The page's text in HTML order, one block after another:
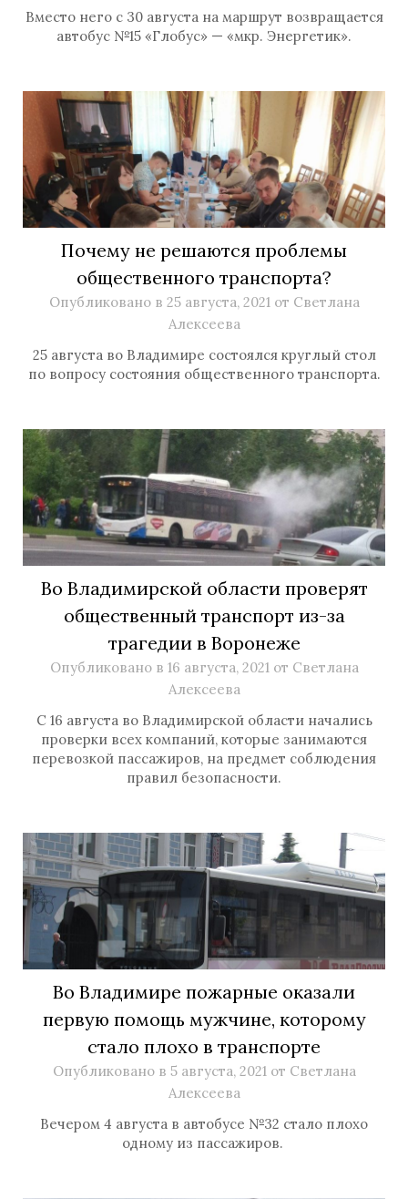
Вместо него с 30 августа на маршрут возвращается
автобус №15 «Глобус» — «мкр. Энергетик».
Почему не решаются проблемы
общественного транспорта?
Опубликовано в 25 августа, 2021 от Светлана
Алексеева
25 августа во Владимире состоялся круглый стол
по вопросу состояния общественного транспорта.
Во Владимирской области проверят
общественный транспорт из-за
трагедии в Воронеже
Опубликовано в 16 августа, 2021 от Светлана
Алексеева
С 16 августа во Владимирской области начались
проверки всех компаний, которые занимаются
перевозкой пассажиров, на предмет соблюдения
правил безопасности.
Во Владимире пожарные оказали
первую помощь мужчине, которому
стало плохо в транспорте
Опубликовано в 5 августа, 2021 от Светлана
Алексеева
Вечером 4 августа в автобусе №32 стало плохо
одному из пассажиров.